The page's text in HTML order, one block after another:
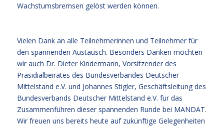
Wachstumsbremsen gelöst werden können.
Vielen Dank an alle Teilnehmerinnen und Teilnehmer für
den spannenden Austausch. Besonders Danken möchten
wir auch Dr. Dieter Kindermann, Vorsitzender des
Präsidialbeirates des Bundesverbandes Deutscher
Mittelstand e.V. und Johannes Stigler, Geschäftsleitung des
Bundesverbands Deutscher Mittelstand e.V. für das
Zusammenführen dieser spannenden Runde bei MANDAT.
Wir freuen uns bereits heute auf zukünftige Gelegenheiten